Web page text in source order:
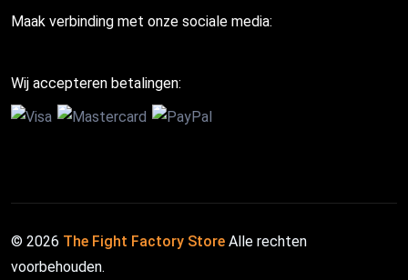
Maak verbinding met onze sociale media:
Wij accepteren betalingen:
© 2026 The Fight Factory Store Alle rechten
voorbehouden.